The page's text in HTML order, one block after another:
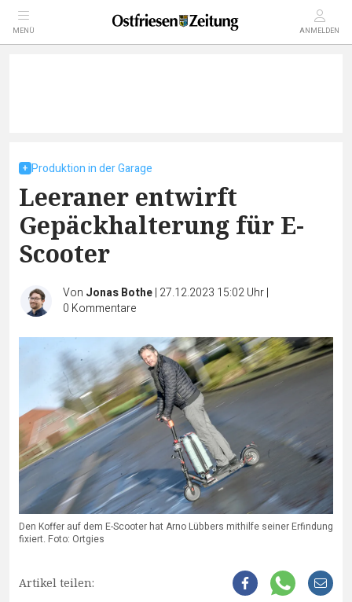
MENÜ ANMELDEN
Produktion in der Garage
Leeraner entwirft
Gepäckhalterung für E-
Scooter
Von Jonas Bothe| 27.12.2023 15:02 Uhr|
0 Kommentare
Den Koffer auf dem E-Scooter hat Arno Lübbers mithilfe seiner Erfindung
fixiert. Foto: Ortgies
Artikel teilen: